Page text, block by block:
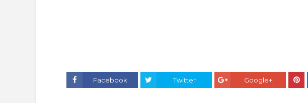
Facebook Twitter Google+